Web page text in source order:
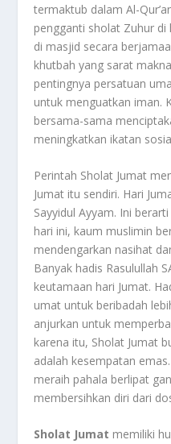
termaktub dalam Al-
pengganti sholat Zuhur di
di masjid secara
khutbah yang sarat
pentingnya persatuan
untuk menguatkan iman.
bersama-sama
meningkatkan ikatan
Perintah Sholat Jumat
Jumat itu sendiri. Hari
Sayyidul Ayyam. Ini
hari ini, kaum muslimin
mendengarkan nasihat
Banyak hadis Rasulullah
keutamaan hari Jumat.
umat untuk beribadah
anjurkan untuk
karena itu, Sholat Jumat
adalah kesempatan
meraih pahala berlipat
membersihkan diri dari
Sholat Jumat memiliki